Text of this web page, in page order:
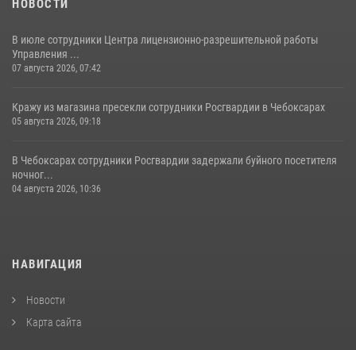
НОВОСТИ
В июле сотрудники Центра лицензионно-разрешительной работы
Управления ...
07 августа 2026, 07:42
Кражу из магазина пресекли сотрудники Росгвардии в Чебоксарах
05 августа 2026, 09:18
В Чебоксарах сотрудники Росгвардии задержали буйного посетителя
ночног...
04 августа 2026, 10:36
НАВИГАЦИЯ
Новости
Карта сайта